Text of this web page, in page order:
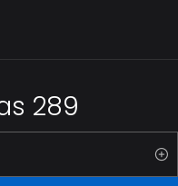
289